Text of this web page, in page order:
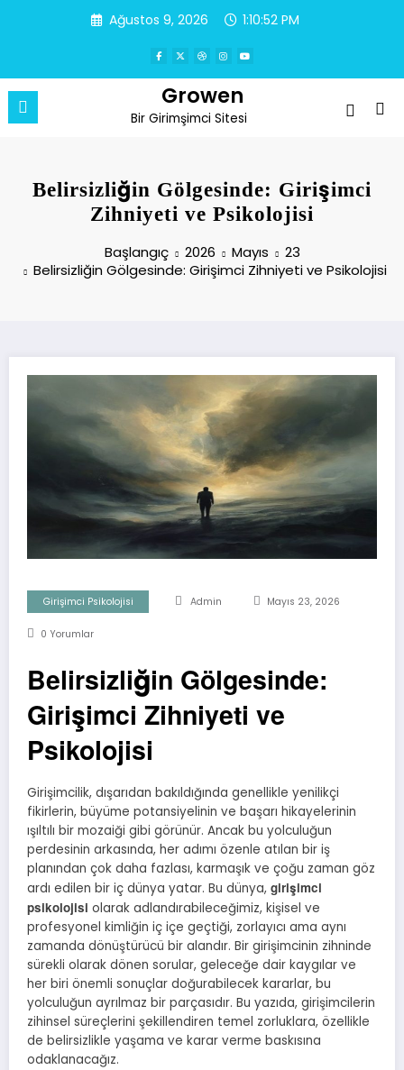
Ağustos 9, 2026 1:10:53 PM
Growen
Bir Girimşimci Sitesi
Belirsizliğin Gölgesinde: Girişimci
Zihniyeti ve Psikolojisi
Başlangıç 2026 Mayıs
23
Belirsizliğin Gölgesinde: Girişimci Zihniyeti ve Psikolojisi
Girişimci Psikolojisi Admin Mayıs 23, 2026
0 Yorumlar
Belirsizliğin Gölgesinde:
Girişimci Zihniyeti ve
Psikolojisi
Girişimcilik, dışarıdan bakıldığında genellikle yenilikçi
fikirlerin, büyüme potansiyelinin ve başarı hikayelerinin
ışıltılı bir mozaiği gibi görünür. Ancak bu yolculuğun
perdesinin arkasında, her adımı özenle atılan bir iş
planından çok daha fazlası, karmaşık ve çoğu zaman göz
ardı edilen bir iç dünya yatar. Bu dünya, girişimci
psikolojisi olarak adlandırabileceğimiz, kişisel ve
profesyonel kimliğin iç içe geçtiği, zorlayıcı ama aynı
zamanda dönüştürücü bir alandır. Bir girişimcinin zihninde
sürekli olarak dönen sorular, geleceğe dair kaygılar ve
her biri önemli sonuçlar doğurabilecek kararlar, bu
yolculuğun ayrılmaz bir parçasıdır. Bu yazıda, girişimcilerin
zihinsel süreçlerini şekillendiren temel zorluklara, özellikle
de belirsizlikle yaşama ve karar verme baskısına
odaklanacağız.